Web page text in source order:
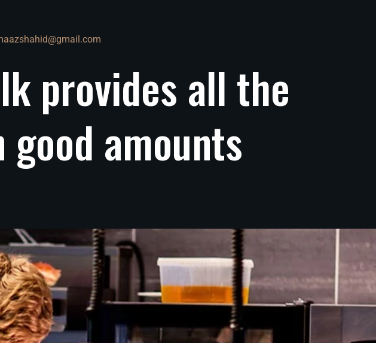
provides all the
good amounts